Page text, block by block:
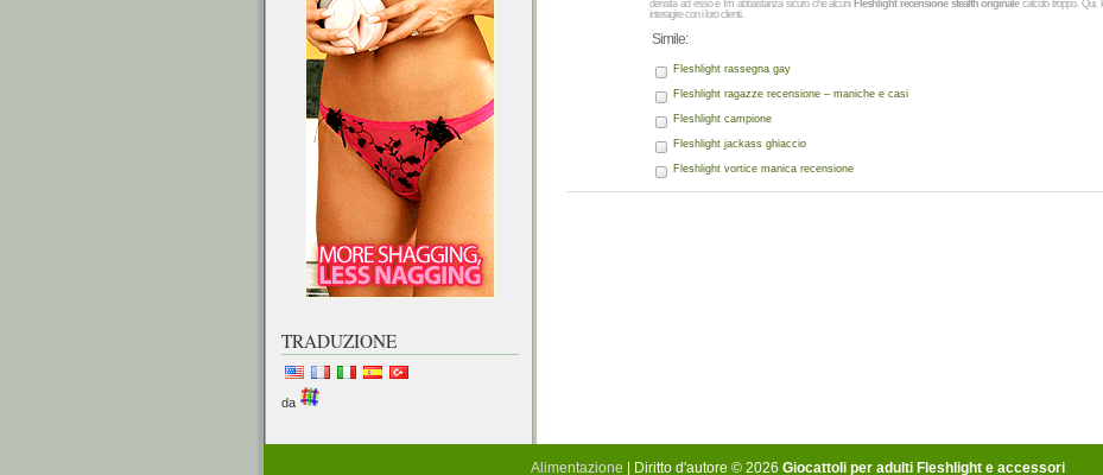
densità ad esso e Im abbastanza sicuro che alcuni Fleshlight recensione stealth originalecalcolo troppo. Qui,
interagire con i loro clienti.
Simile:
Fleshlight rassegna gay
Fleshlight ragazze recensione – maniche e casi
Fleshlight campione
Fleshlight jackass ghiaccio
Fleshlight vortice manica recensione
TRADUZIONE
da
Alimentazione | Diritto d'autore © 2026 Giocattoli per adulti Fleshlight e accessori